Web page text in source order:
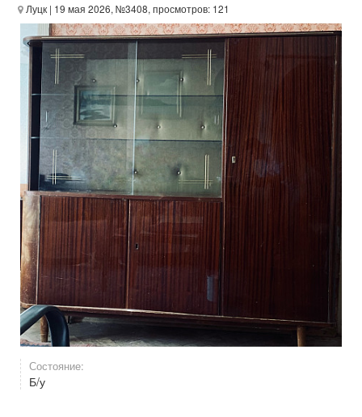
Луцк | 19 мая 2026, №3408, просмотров: 121
Состояние:
Б/у